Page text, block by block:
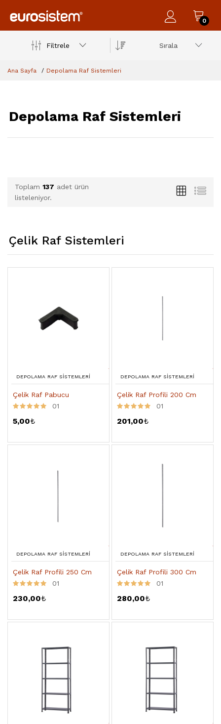
0
Filtrele Sırala
Ana Sayfa Depolama Raf Sistemleri
Depolama Raf Sistemleri
Toplam 137 adet ürün
listeleniyor.
Çelik Raf Sistemleri
DEPOLAMA RAF SISTEMLERI
Çelik Raf Pabucu
01
5,00₺
DEPOLAMA RAF SISTEMLERI
Çelik Raf Profili 200 Cm
01
201,00₺
DEPOLAMA RAF SISTEMLERI
Çelik Raf Profili 250 Cm
01
230,00₺
DEPOLAMA RAF SISTEMLERI
Çelik Raf Profili 300 Cm
01
280,00₺